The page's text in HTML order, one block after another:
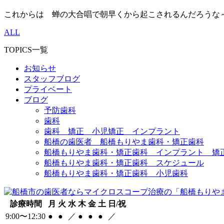
これからは 蝉の大合唱で朝早くから起こされるんだろうな
ALL
TOPICS一覧
お知らせ
スタッフブログ
プライベート
ブログ
予防歯科
歯科
歯科 矯正 小児矯正 インプラント
船橋の歯医者 船橋もりやま歯科・矯正歯科
船橋もりやま歯科・矯正歯科 インプラント 矯
船橋もりやま歯科・矯正歯科 スケジュール
船橋もりやま歯科・矯正歯科 小児歯科
診療時間 月 火 水 木 金 土 日/祝
9:00〜12:30 ● ● ／ ● ● ● ／